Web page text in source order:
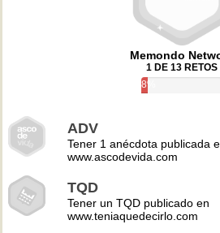
Memondo
1 DE 13 RETOS
8%
ADV
Tener 1 anécdota publicada
www.ascodevida.com
TQD
Tener un TQD publicado en
www.teniaquedecirlo.com